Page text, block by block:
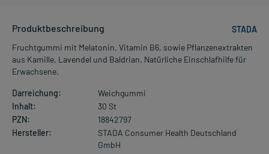
Produktbeschreibung
STADA
Fruchtgummi mit Melatonin, Vitamin B6, sowie Pflanzenextrakten
aus Kamille, Lavendel und Baldrian. Natürliche Einschlafhilfe für
Erwachsene.
Darreichung:
Weichgummi
Inhalt:
30 St
PZN:
18842797
Hersteller:
STADA Consumer Health Deutschland
GmbH